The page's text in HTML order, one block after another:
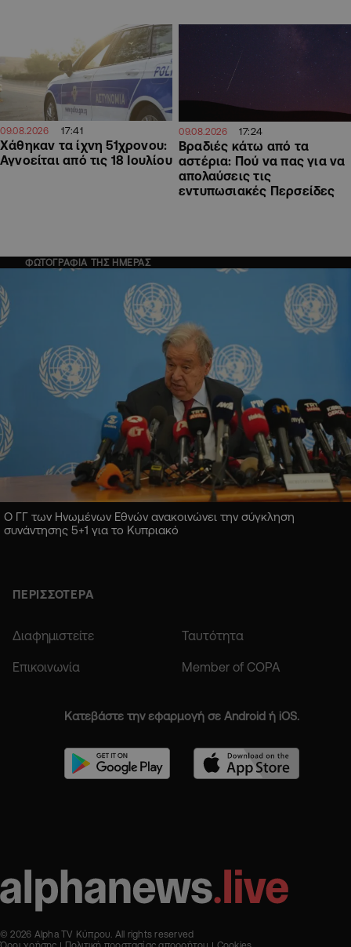
09.08.2026 17:41
Χάθηκαν τα ίχνη 51χρονου:
Αγνοείται από τις 18 Ιουλίου
09.08.2026 17:24
Βραδιές κάτω από τα
αστέρια: Πού να πας για να
απολαύσεις τις
εντυπωσιακές Περσείδες
ΦΩΤΟΓΡΑΦΙΑ ΤΗΣ ΗΜΕΡΑΣ
Ο ΓΓ των Ηνωμένων Εθνών ανακοινώνει την σύγκληση
συνάντησης 5+1 για το Κυπριακό
ΠΕΡΙΣΣΟΤΕΡΑ
Διαφημιστείτε Ταυτότητα
Επικοινωνία Member of COPA
Κατεβάστε την εφαρμογή σε Android ή iOS.
© 2026 Alpha TV Κύπρου. All rights reserved